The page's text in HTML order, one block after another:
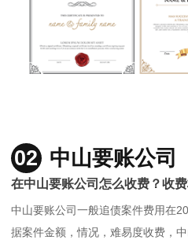
02 中山要账公司
在中山要账公司怎么收费？收
中山要账公司一般追债案件费用在
据案件金额，情况，难易度收费，